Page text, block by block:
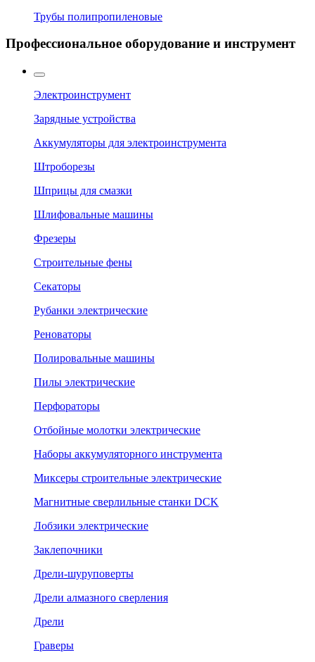
Трубы полипропиленовые
Профессиональное оборудование и инструмент
Электроинструмент
Зарядные устройства
Аккумуляторы для электроинструмента
Штроборезы
Шприцы для смазки
Шлифовальные машины
Фрезеры
Строительные фены
Секаторы
Рубанки электрические
Реноваторы
Полировальные машины
Пилы электрические
Перфораторы
Отбойные молотки электрические
Наборы аккумуляторного инструмента
Миксеры строительные электрические
Магнитные сверлильные станки DCK
Лобзики электрические
Заклепочники
Дрели-шуруповерты
Дрели алмазного сверления
Дрели
Граверы